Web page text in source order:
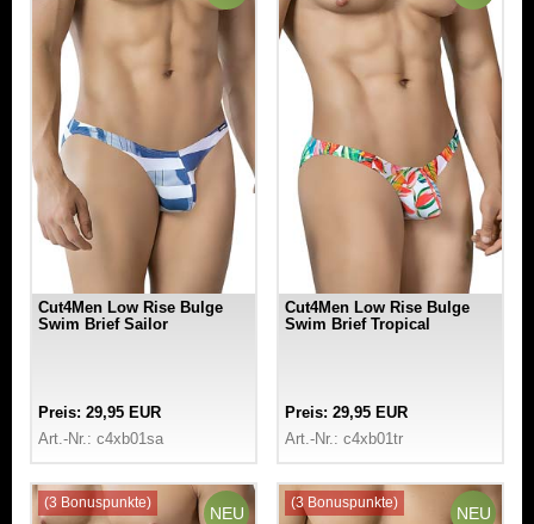
Cut4Men Low Rise Bulge
Swim Brief Sailor
Preis: 29,95 EUR
Art.-Nr.: c4xb01sa
Cut4Men Low Rise Bulge
Swim Brief Tropical
Preis: 29,95 EUR
Art.-Nr.: c4xb01tr
NEU
(3 Bonuspunkte)
NEU
(3 Bonuspunkte)